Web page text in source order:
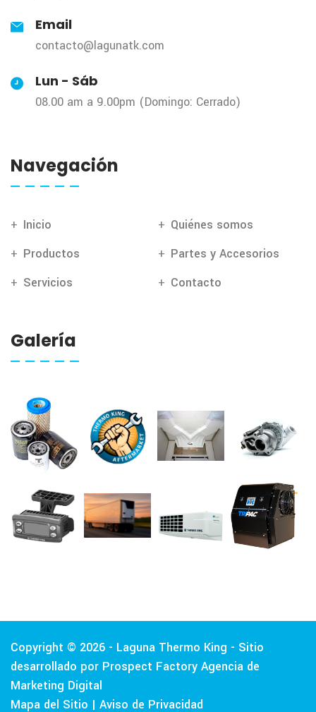
Email
contacto@lagunatk.com
Lun - Sáb
08.00 am a 9.00pm (Domingo: Cerrado)
Navegación
Inicio
Quiénes somos
Productos
Partes y Accesorios
Servicios
Contacto
Galería
Copyright © 2026 - Laguna Thermo King - Sitio
desarrollado por Prospect Factory Agencia de
Marketing Digital
Mapa del Sitio | Aviso de Privacidad